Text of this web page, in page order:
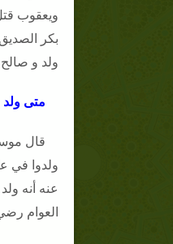
ويعقوب
بكر
ولد و صالح
متى
قال
العوام رضي الله عنه ولد سنة 28